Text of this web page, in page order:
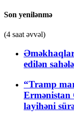
Son yenilənmə
(4 saat əvvəl)
edilən
“Tramp
Ermənistan
layihəni